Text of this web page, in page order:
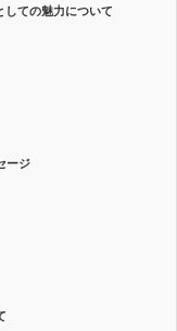
しての魅力について
ージ